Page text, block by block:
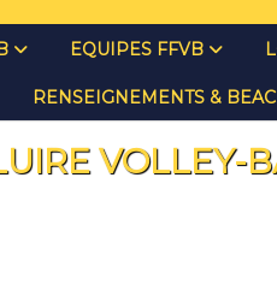
EQUIPES FFVB
RENSEIGNEMENTS &
VOLLEY-